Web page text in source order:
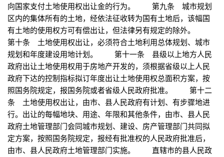
向国家支付土地使用权出让金的行为。 第九条 城市规划
区内的集体所有的土地，经依法征收转为国有土地后，该幅国
有土地的使用权方可有偿出让，但法律另有规定的除外。
第十条 土地使用权出让，必须符合土地利用总体规划、城市
规划和年度建设用地计划。 第十一条 县级以上地方人民
政府出让土地使用权用于房地产开发的，须根据省级以上人民
政府下达的控制指标拟订年度出让土地使用权总面积方案，按
照国务院规定，报国务院或者省级人民政府批准。 第十二
条 土地使用权出让，由市、县人民政府有计划、有步骤地进
行。出让的每幅地块、用途、年限和其他条件，由市、县人民
政府土地管理部门会同城市规划、建设、房产管理部门共同拟
定方案，按照国务院规定，报经有批准权的人民政府批准后，
由市、县人民政府土地管理部门实施。 直辖市的县人民政